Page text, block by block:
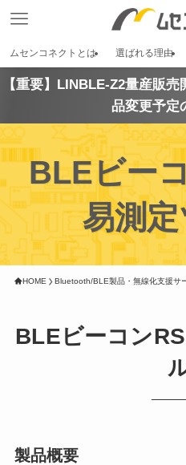
ムセンコネクトとは 選ばれる理由
【重要】LINBLE-Z2量産販
品変更予定
BLEビー
易測
HOME Bluetooth/BLE製品・無線化支援サ
BLEビーコン
製品概要